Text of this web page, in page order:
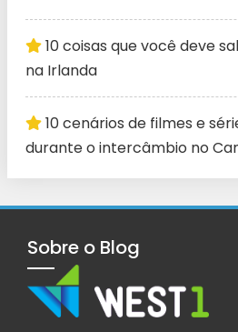
10 coisas que você deve
na Irlanda
10 cenários de filmes e
durante o intercâmbio no
Sobre o Blog